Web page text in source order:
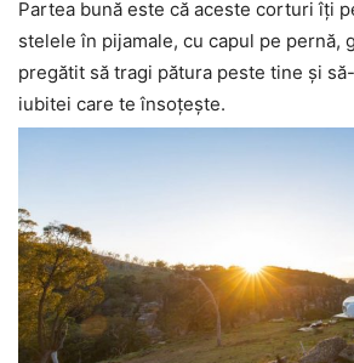
Partea bună este că aceste corturi îți
stelele în pijamale, cu capul pe pernă,
pregătit să tragi pătura peste tine și
iubitei care te însoțește.